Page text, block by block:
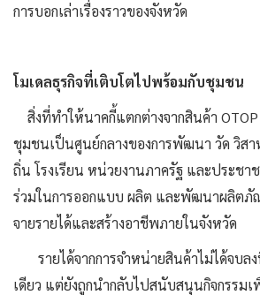
การบอกเล่าเรื่องราวของจังหวัด
โมเดลธุรกิจที่เติบโตไปพร้อมกับชุมชน
สิ่งที่ทำให้นาคกี้แตกต่างจากสินค้า
ชุมชนเป็นศูนย์กลางของการพัฒนา วัด วิส
ถิ่น โรงเรียน หน่วยงานภาครัฐ และประชา
ร่วมในการออกแบบ ผลิต และพัฒนาผลิตภั
จายรายได้และสร้างอาชีพภายในจังหวัด
รายได้จากการจำหน่ายสินค้าไม่ได้จบลง
เดียว แต่ยังถูกนำกลับไปสนับสนุนกิจกรรมเ